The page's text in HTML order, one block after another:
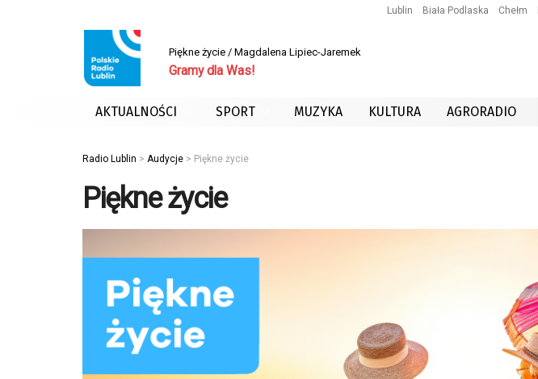
Lublin Biała Podlaska Chełm
Piękne życie / Magdalena Lipiec-Jaremek
Gramy dla Was!
AKTUALNOŚCI SPORT MUZYKA KULTURA AGRORADIO
Radio Lublin > Audycje > Piękne życie
Piękne życie